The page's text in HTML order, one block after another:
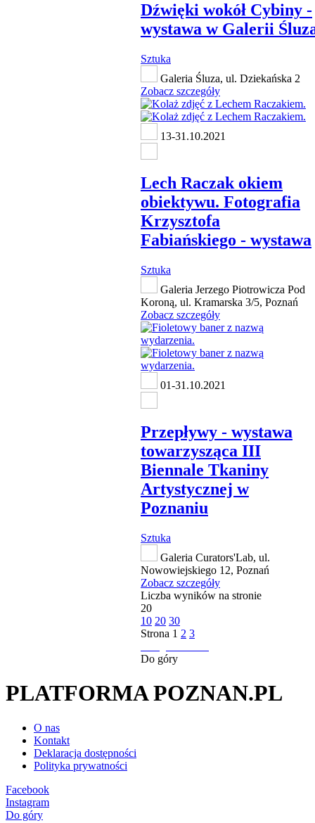
Dźwięki wokół Cybiny -
wystawa w Galerii
Sztuka
Galeria Śluza, ul. Dziekańska 2
Zobacz szczegóły
13-31.10.2021
Lech Raczak okiem
obiektywu. Fotografia
Krzysztofa
Fabiańskiego - wystawa
Sztuka
Galeria Jerzego Piotrowicza Pod
Koroną, ul. Kramarska 3/5, Poznań
Zobacz szczegóły
01-31.10.2021
Przepływy - wystawa
towarzysząca III
Biennale Tkaniny
Artystycznej w
Poznaniu
Sztuka
Galeria Curators'Lab, ul.
Nowowiejskiego 12, Poznań
Zobacz szczegóły
Liczba wyników na stronie
20
10 20 30
Strona 1 2 3
Do góry
PLATFORMA POZNAN.PL
O nas
Kontakt
Deklaracja dostępności
Polityka prywatności
Facebook
Instagram
Do góry